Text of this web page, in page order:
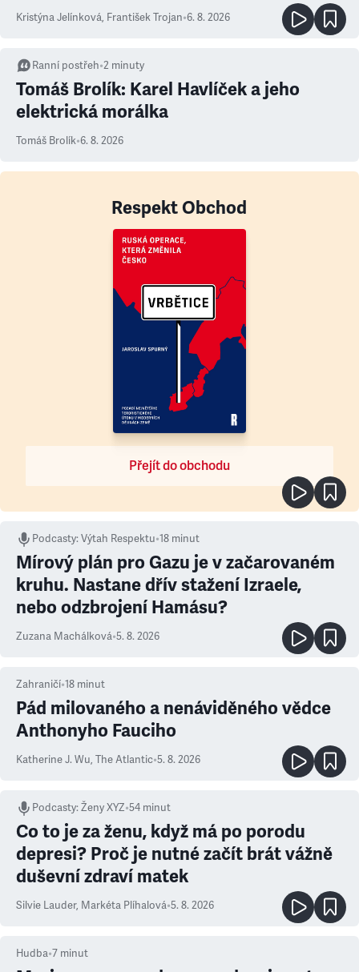
Kristýna Jelínková, František Trojan•6. 8. 2026
Ranní postřeh•2 minuty
Tomáš Brolík: Karel Havlíček a jeho
elektrická morálka
Tomáš Brolík•6. 8. 2026
Respekt Obchod
Přejít do obchodu
Podcasty:Výtah Respektu•18 minut
Mírový plán pro Gazu je v začarovaném
kruhu. Nastane dřív stažení Izraele,
nebo odzbrojení Hamásu?
Zuzana Machálková•5. 8. 2026
Zahraničí•18 minut
Pád milovaného a nenáviděného vědce
Anthonyho Fauciho
Katherine J. Wu, The Atlantic•5. 8. 2026
Podcasty:Ženy XYZ•54 minut
Co to je za ženu, když má po porodu
depresi? Proč je nutné začít brát vážně
duševní zdraví matek
Silvie Lauder, Markéta Plíhalová•5. 8. 2026
Hudba•7 minut